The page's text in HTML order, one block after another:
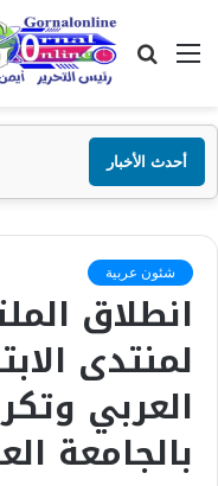
القائمة بحث
عن
أحدث الأخبار
شئون عربية
انطلاق
لمنتدى
العربي
بالجامعة